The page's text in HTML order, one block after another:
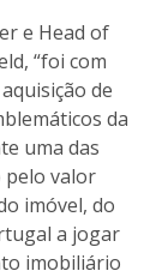
e Head of
“foi com
de
da
uma das
pelo valor
imóvel, do
a jogar
imobiliário